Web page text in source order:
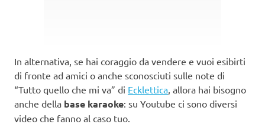
In alternativa, se hai coraggio da vendere e vuoi esibirti
di fronte ad amici o anche sconosciuti sulle note di
“Tutto quello che mi va” di Ecklettica , allora hai bisogno
anche della base karaoke: su Youtube ci sono diversi
video che fanno al caso tuo.